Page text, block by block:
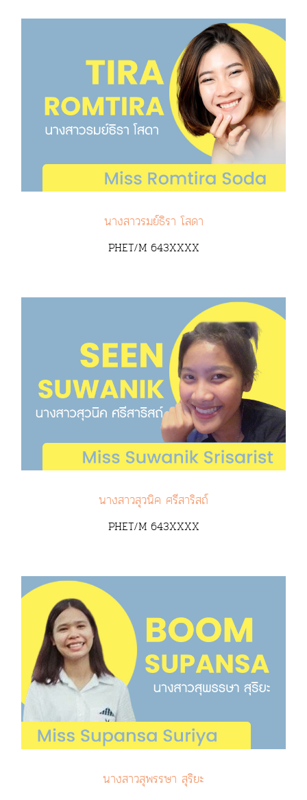
นางสาวรมย์ธิรา โสดา
PHET/M 643XXXX
นางสาวสุวนิค ศรีสาริสถ์
PHET/M 643XXXX
นางสาวสุพรรษา สุริยะ